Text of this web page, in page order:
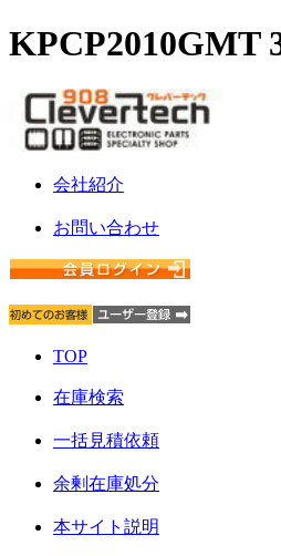
KPCP2010GMT
会社紹介
お問い合わせ
TOP
在庫検索
一括見積依頼
余剰在庫処分
本サイト説明